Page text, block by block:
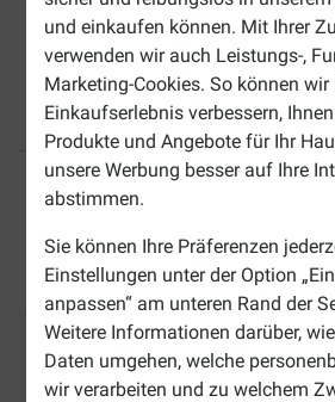
und einkaufen können. Mit Ihrer
verwenden wir auch Leistungs-,
Marketing-Cookies. So können wir
Einkaufserlebnis verbessern,
Produkte und Angebote für Ihr
unsere Werbung besser auf Ihre
abstimmen.
Sie können Ihre Präferenzen
Einstellungen unter der Option
anpassen“ am unteren Rand der
Weitere Informationen darüber,
Daten umgehen, welche
wir verarbeiten und zu welchem
Bis 30% günstiger
Zahlungsmethoden Vertrauenswürdig